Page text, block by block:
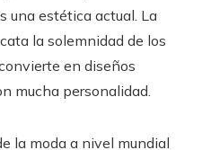
una estética actual. La
la solemnidad de los
en diseños
mucha personalidad.
la moda a nivel mundial